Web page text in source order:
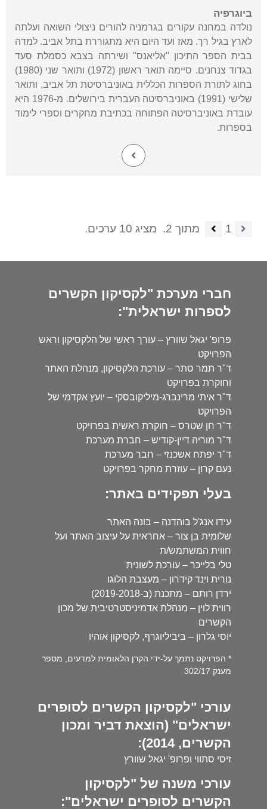
ביוגרפיה
נולדה במחנה עקורים בגרמניה להורים ניצולי השואה ועלתה
לארץ בגיל רך. מאז ועד היום היא מתגוררת בתל אביב. למדה
בבית הספר התיכון "אליאנס" ושירתה בצבא כסמלת סעד
בגדוד צנחנים. סיימה תואר ראשון (1972) ותואר שני (1980)
בחוג לתורת הספרות הכללית באוניברסיטת תל אביב, ותואר
שלישי (1991) באוניברסיטה העברית בירושלים. מ-1976 היא
עובדת באוניברסיטה הפתוחה בכתיבת מחקרים וספרי לימוד
בספרות.
1 מתוך 2. מציג 10 ערכים.
חברי מערכת "לקסיקון הקשרים
לספרות ישראלית":
פרופ' יגאל שוורץ – עורך ראשי של הלקסיקון וראש
הפרויקט
ד"ר תמר סתר – עורכת הלקסיקון, מנהלת האתר
וחוקרת בפרויקט
ד"ר איתי מרינברג-מיליקובסקי – יועץ אקדמי של
הפרויקט
ד"ר חן שטרס – חוקרת ראשית בפרויקט
ד"ר מוריה דיין-קודיש – חברת מערכת
ד"ר יפתח אשכנזי – חבר מערכת
נעם קרון – עוזרת מחקר בפרויקט
בעלי תפקידים באתר:
עידו אנג'ל בוהדנה – בונה האתר
שלומית בן צור – אחראית על עיצוב האתר ועל
חווית המשתמש/ת
טלי בלייכר – עורכת לשונית
נורית וינד קידרון – מעצבת הלוגו
ירדן רותם – מתכנת (ב-2019-2018)
רווית לוין – מנהלת אדמיניסטרטיבית של מכון
הקשרים
יוסי גלרון – ביביליוגרף, לקסיקון אוהיו
* הפרויקט נתמך על-ידי הקרן הלאומית למדעים, מספר
מענק 302/17
עורכי "לקסיקון הקשרים לסופרים
ישראלים" (הוצאת דביר ומכון
הקשרים, 2014):
זיסי סתווי ופרופ' יגאל שוורץ
עורכי משנה של "לקסיקון
הקשרים לסופרים ישראלים":